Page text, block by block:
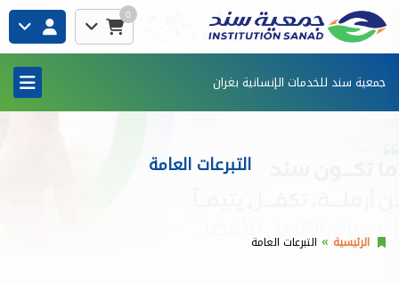
0
جمعية سند للخدمات الإنسانية بغران
التبرعات العامة
الرئيسية التبرعات العامة